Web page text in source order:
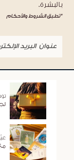
بالبشرة.
*تطبق الشروط والأحكام